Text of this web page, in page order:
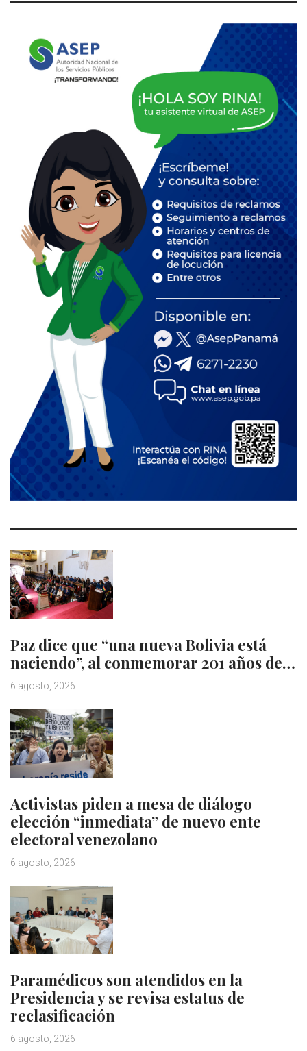
Paz dice que “una nueva Bolivia está
naciendo”, al conmemorar 201 años de…
6 agosto, 2026
Activistas piden a mesa de diálogo
elección “inmediata” de nuevo ente
electoral venezolano
6 agosto, 2026
Paramédicos son atendidos en la
Presidencia y se revisa estatus de
reclasificación
6 agosto, 2026